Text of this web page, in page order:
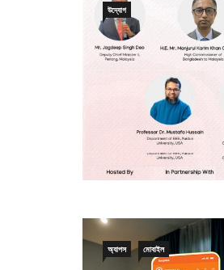
উদ্যোগ
অ্যাপস মোবাইল